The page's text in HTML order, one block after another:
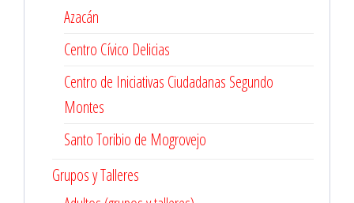
Azacán
Centro Cívico Delicias
Centro de Iniciativas Ciudadanas Segundo
Montes
Santo Toribio de Mogrovejo
Grupos y Talleres